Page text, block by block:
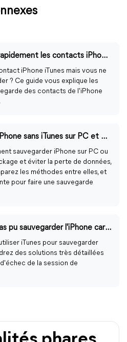
Comment sauvegarder rapidement les contacts iPhone avec iTunes
iPhone iTunes mais vous ne
? Ce guide vous explique les
des contacts de l'iPhone
Comment sauvegarder iPhone sans iTunes sur PC et Mac
sauvegarder iPhone sur PC ou
et éviter la perte de données,
les méthodes entre elles, et
pour faire une sauvegarde
6 Solutions : iTunes n'a pas pu sauvegarder l'iPhone car l'opération de sauvegarde a échoué
iTunes pour sauvegarder
des solutions très détaillées
de la session de